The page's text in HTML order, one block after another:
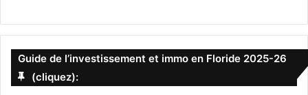
Guide de l’investissement et immo en Floride 2025-26
(cliquez):